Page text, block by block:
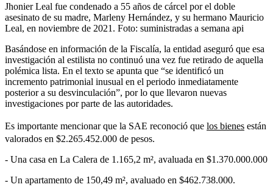
Jhonier Leal fue condenado a 55 años de cárcel por el doble
asesinato de su madre, Marleny Hernández, y su hermano Mauricio
Leal, en noviembre de 2021. Foto: suministradas a semana api
Basándose en información de la Fiscalía, la entidad aseguró que esa
investigación al estilista no continuó una vez fue retirado de aquella
polémica lista. En el texto se apunta que “se identificó un
incremento patrimonial inusual en el periodo inmediatamente
posterior a su desvinculación”, por lo que llevaron nuevas
investigaciones por parte de las autoridades.
Es importante mencionar que la SAE reconoció que los bienes están
valorados en $2.265.452.000 de pesos.
- Una casa en La Calera de 1.165,2 m², avaluada en $1.370.000.000
- Un apartamento de 150,49 m², avaluado en $462.738.000.